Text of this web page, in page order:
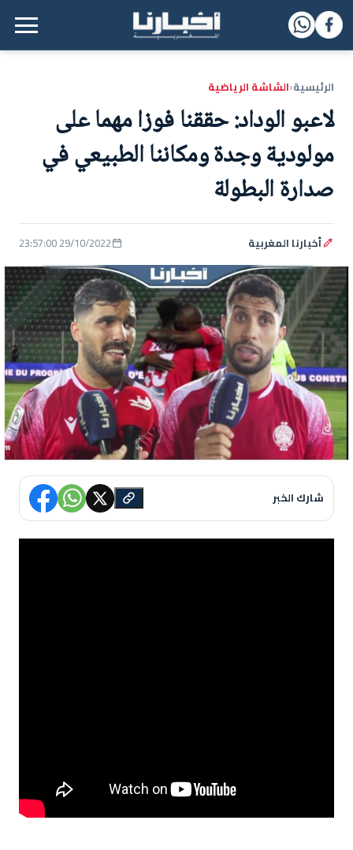
القائمة الرئيسية
الرئيسية‹الشاشة الرياضية
لاعبو الوداد: حققنا فوزا مهما على
مولودية وجدة ومكاننا الطبيعي في
صدارة البطولة
أخبارنا المغربية 29/10/2022 23:57:00
شارك الخبر